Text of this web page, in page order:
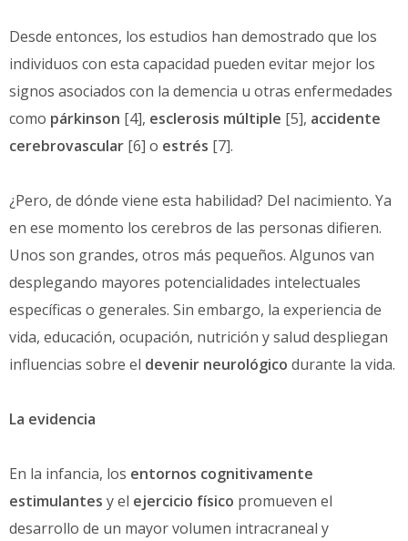
Desde entonces, los estudios han demostrado que los
individuos con esta capacidad pueden evitar mejor los
signos asociados con la demencia u otras enfermedades
como párkinson [4], esclerosis múltiple [5], accidente
cerebrovascular [6] o estrés [7].
¿Pero, de dónde viene esta habilidad? Del nacimiento. Ya
en ese momento los cerebros de las personas difieren.
Unos son grandes, otros más pequeños. Algunos van
desplegando mayores potencialidades intelectuales
específicas o generales. Sin embargo, la experiencia de
vida, educación, ocupación, nutrición y salud despliegan
influencias sobre el devenir neurológico durante la vida.
La evidencia
En la infancia, los entornos cognitivamente
estimulantes y el ejercicio físico promueven el
desarrollo de un mayor volumen intracraneal y